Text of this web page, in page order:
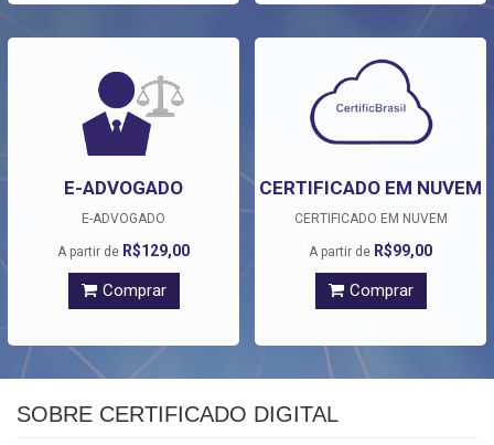
E-ADVOGADO
E-ADVOGADO
A partir de R$129,00
Comprar
CERTIFICADO EM NUVEM
CERTIFICADO EM NUVEM
A partir de R$99,00
Comprar
SOBRE CERTIFICADO DIGITAL